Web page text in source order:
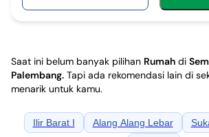
Saat ini belum banyak pilihan Rumah di
Palembang. Tapi ada rekomendasi lain di
menarik untuk kamu.
Ilir Barat I Alang Alang Lebar